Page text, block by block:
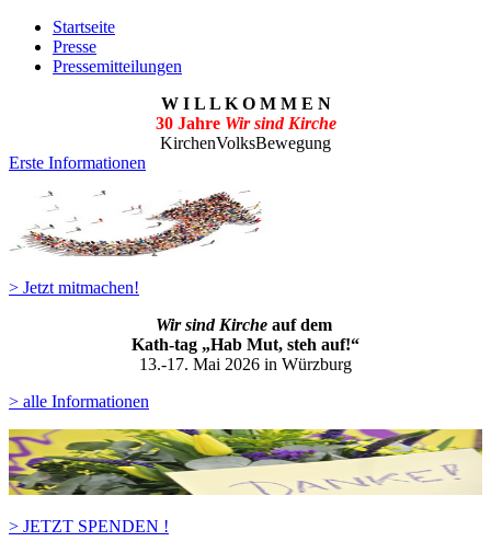
Startseite
Presse
Pressemitteilungen
W I L L K O M M E N
30 Jahre Wir sind Kirche
KirchenVolksBewegung
Erste Informationen
> Jetzt mitmachen!
Wir sind Kirche auf dem
Kath-tag „Hab Mut, steh auf!“
13.-17. Mai 2026 in Würzburg
> alle Informationen
> JETZT SPENDEN !